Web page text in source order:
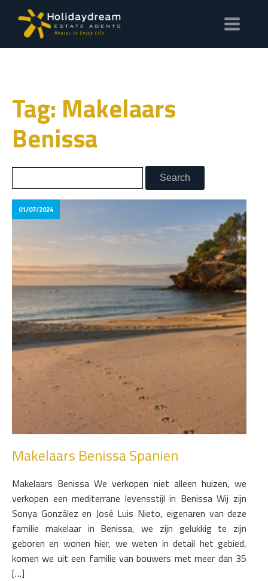
Tag: Makelaars
Benissa
01/07/2024
Makelaars Benissa Spanien
Makelaars Benissa We verkopen niet alleen huizen, we
verkopen een mediterrane levensstijl in Benissa Wij zijn
Sonya González en José Luis Nieto, eigenaren van deze
familie makelaar in Benissa, we zijn gelukkig te zijn
geboren en wonen hier, we weten in detail het gebied,
komen we uit een familie van bouwers met meer dan 35
[…]